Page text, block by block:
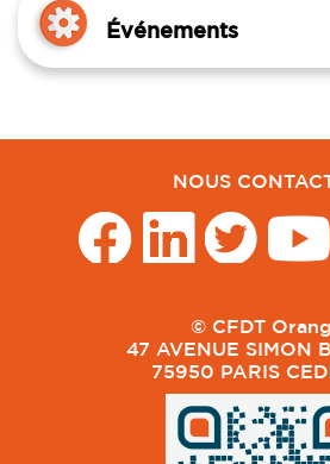
Événements
NOUS
© CFDT
47 AVENUE SIMON
75950 PARIS